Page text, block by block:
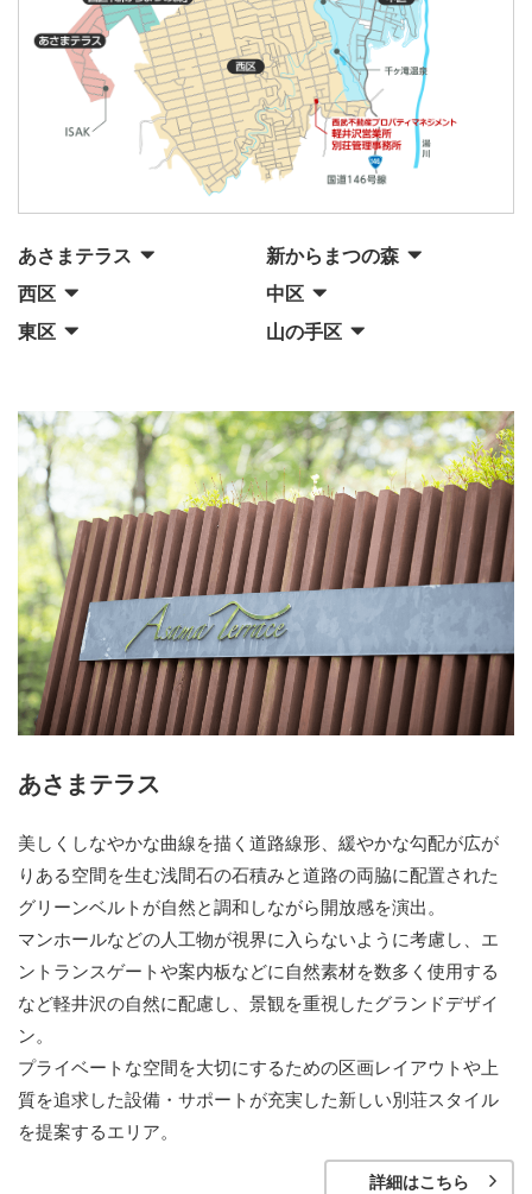
あさまテラス
新からまつの森
西区
中区
東区
山の手区
あさまテラス
美しくしなやかな曲線を描く道路線形、緩やかな勾配が広が
りある空間を生む浅間石の石積みと道路の両脇に配置された
グリーンベルトが自然と調和しながら開放感を演出。
マンホールなどの人工物が視界に入らないように考慮し、エ
ントランスゲートや案内板などに自然素材を数多く使用する
など軽井沢の自然に配慮し、景観を重視したグランドデザイ
ン。
プライベートな空間を大切にするための区画レイアウトや上
質を追求した設備・サポートが充実した新しい別荘スタイル
を提案するエリア。
詳細はこちら